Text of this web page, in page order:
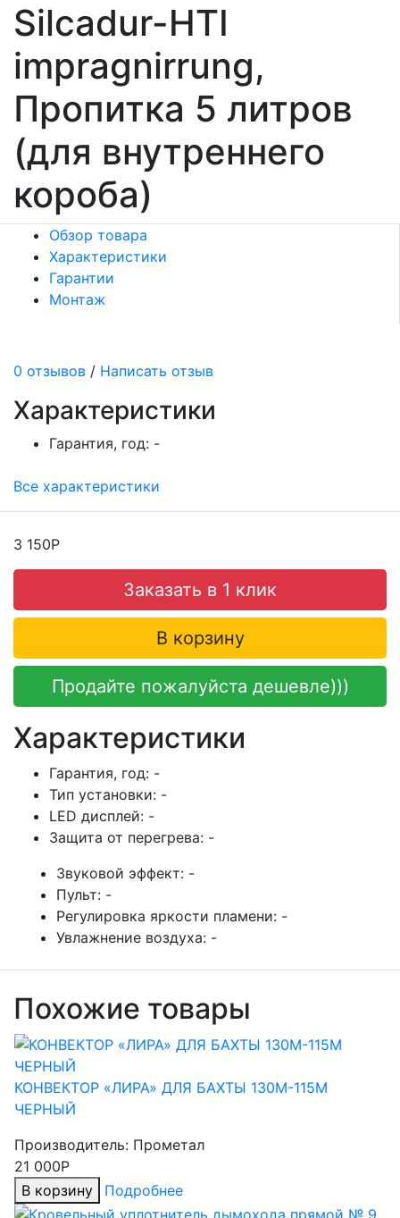
Silcadur-HTI
impragnirrung,
Пропитка 5 литров
(для внутреннего
короба)
Обзор товара
Характеристики
Гарантии
Монтаж
0 отзывов / Написать отзыв
Характеристики
Гарантия, год: -
Все характеристики
3 150Р
Заказать в 1 клик
В корзину
Продайте пожалуйста дешевле)))
Характеристики
Гарантия, год: -
Тип установки: -
LED дисплей: -
Защита от перегрева: -
Звуковой эффект: -
Пульт: -
Регулировка яркости пламени: -
Увлажнение воздуха: -
Похожие товары
КОНВЕКТОР «ЛИРА» ДЛЯ БАХТЫ 130М-115М
ЧЕРНЫЙ
Производитель: Прометал
21 000Р
В корзину
Подробнее